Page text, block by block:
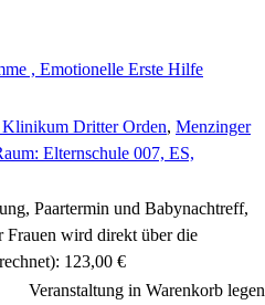
, Emotionelle Erste Hilfe
Dritter Orden, Menzinger
Elternschule 007, ES,
Paartermin und Babynachtreff,
Frauen wird direkt über die
123,00 €
Veranstaltung in Warenkorb legen